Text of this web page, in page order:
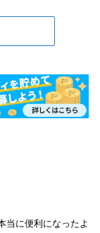
当に便利になったよ